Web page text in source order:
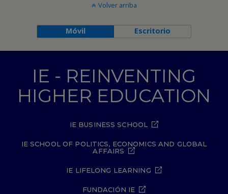
Volver arriba
Móvil Escritorio
IE - REINVENTING
HIGHER EDUCATION
IE BUSINESS SCHOOL
IE SCHOOL OF POLITICS, ECONOMICS AND GLOBAL
AFFAIRS
IE LIFELONG LEARNING
FUNDACIÓN IE